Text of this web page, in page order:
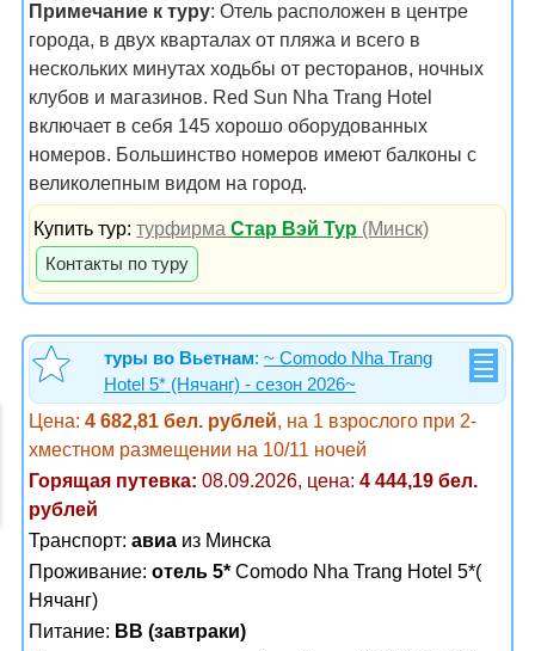
Примечание к туру: Отель расположен в центре
города, в двух кварталах от пляжа и всего в
нескольких минутах ходьбы от ресторанов, ночных
клубов и магазинов. Red Sun Nha Trang Hotel
включает в себя 145 хорошо оборудованных
номеров. Большинство номеров имеют балконы с
великолепным видом на город.
Купить тур:турфирмаСтар Вэй Тур (Минск)
Контакты по туру
туры во Вьетнам: ~ Comodo Nha Trang
Hotel 5* (Нячанг) - сезон 2026~
Цена: 4 682,81 бел. рублей, на 1 взрослого при 2-
хместном размещении на 10/11 ночей
Горящая путевка: 08.09.2026, цена: 4 444,19 бел.
рублей
Транспорт: авиа из Минска
Проживание: отель 5* Comodo Nha Trang Hotel 5*(
Нячанг)
Питание: BB (завтраки)